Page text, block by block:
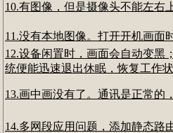
10.有图像，但是摄像头不能左右
11.没有本地图像。打开开机画面
12.设备闲置时，画面会自动变
统便能迅速退出休眠，恢复工作
13.画中画没有了。通讯是正常的
14.多网段应用问题，添加静态